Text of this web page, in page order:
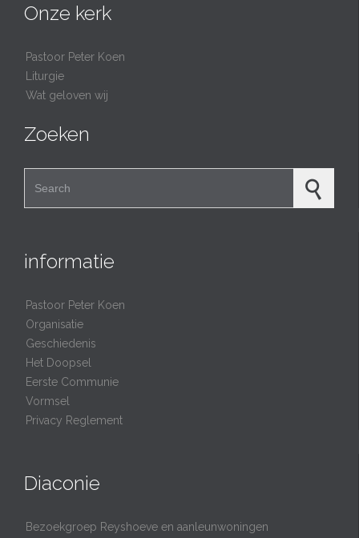
Onze kerk
Pastoor Peter Koen
Liturgie
Wat geloven wij
Zoeken
informatie
Pastoor Peter Koen
Organisatie
Geschiedenis
Het Doopsel
Eerste Communie
Vormsel
Privacy Reglement
Diaconie
Bezoekgroep Reyshoeve en aanleunwoningen